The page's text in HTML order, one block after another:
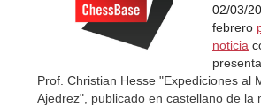
02/03/
febrero
noticia
Prof. Christian Hesse "Expediciones al
Ajedrez", publicado en castellano de la